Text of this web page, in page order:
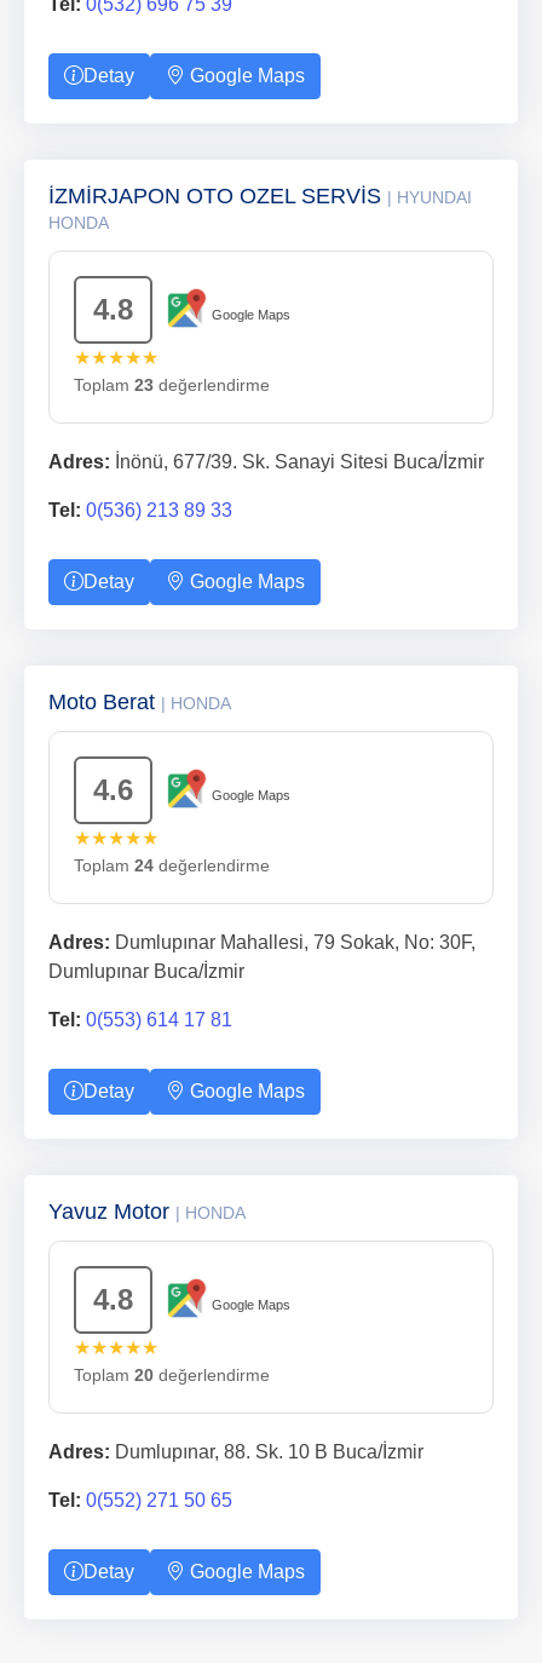
Tel: 0(532) 696 75 39
Detay Google Maps
İZMİRJAPON OTO OZEL SERVİS | HYUNDAI
HONDA
4.8 Google Maps
★★★★★
Toplam 23 değerlendirme
Adres: İnönü, 677/39. Sk. Sanayi Sitesi Buca/İzmir
Tel: 0(536) 213 89 33
Detay Google Maps
Moto Berat | HONDA
4.6 Google Maps
★★★★★
Toplam 24 değerlendirme
Adres: Dumlupınar Mahallesi, 79 Sokak, No: 30F,
Dumlupınar Buca/İzmir
Tel: 0(553) 614 17 81
Detay Google Maps
Yavuz Motor | HONDA
4.8 Google Maps
★★★★★
Toplam 20 değerlendirme
Adres: Dumlupınar, 88. Sk. 10 B Buca/İzmir
Tel: 0(552) 271 50 65
Detay Google Maps